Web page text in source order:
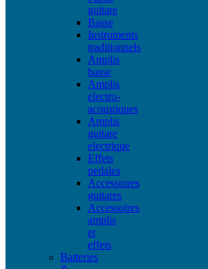
guitare
Basse
Instruments
traditionnels
Amplis
basse
Amplis
electro-
acoustiques
Amplis
guitare
electrique
Effets
pedales
Accessoires
guitares
Accessoires
amplis
et
effets
Batteries